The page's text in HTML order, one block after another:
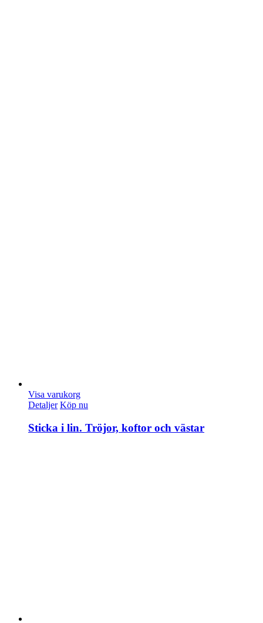
Visa varukorg
Detaljer Köp nu
Sticka i lin. Tröjor, koftor och västar